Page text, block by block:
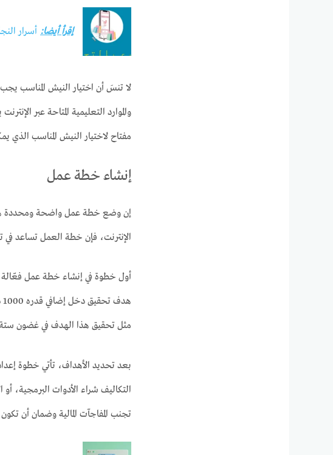
إقرأ أيضا: أسرار
لا تنسَ أن اختيار النيش المناسب يجب
والموارد التعليمية المتاحة عبر
مفتاح لاختيار النيش المناسب الذي
إنشاء خطة عمل
إن وضع خطة عمل واضحة ومحددة هو
الإنترنت، فإن خطة العمل تساعد في
أول خطوة في إنشاء خطة عمل فعّالة
مثل تحقيق هذا الهدف في غضون
بعد تحديد الأهداف، تأتي خطوة
التكاليف شراء الأدوات البرمجية،
تجنب المفاجآت المالية وضمان أن